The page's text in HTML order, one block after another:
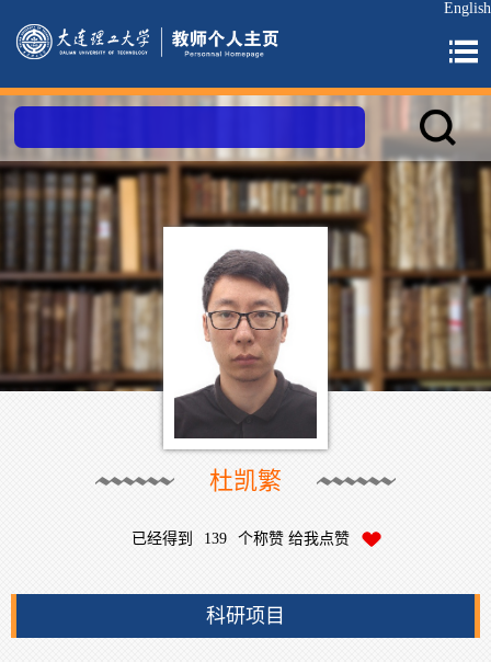
English
杜凯繁
已经得到 139 个称赞 给我点赞
科研项目